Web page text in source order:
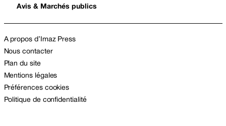
Avis & Marchés publics
A propos d’Imaz Press
Nous contacter
Plan du site
Mentions légales
Préférences cookies
Politique de confidentialité